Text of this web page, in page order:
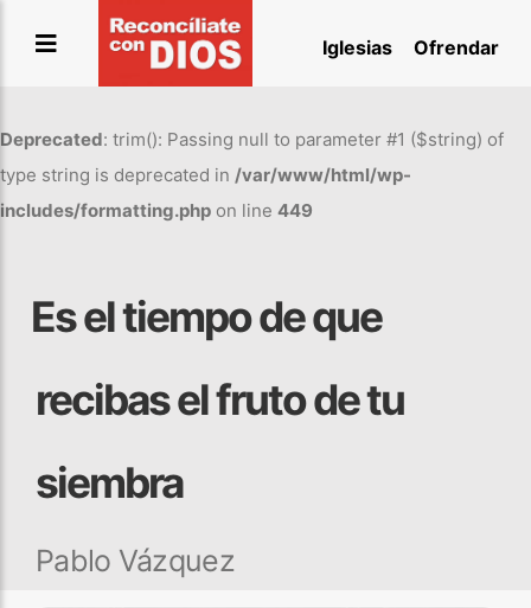
Iglesias Ofrendar
Deprecated: trim(): Passing null to parameter #1 ($string) of
type string is deprecated in /var/www/html/wp-
includes/formatting.php on line 449
⁠⁠Es el tiempo de que
recibas el fruto de tu
siembra
Pablo Vázquez